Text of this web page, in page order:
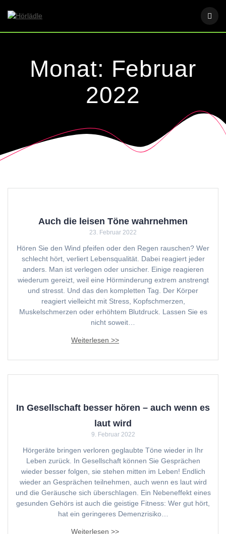
Monat: Februar
2022
Auch die leisen Töne wahrnehmen
23. Februar 2022
Hören Sie den Wind pfeifen oder den Regen rauschen? Wer
schlecht hört, verliert Lebensqualität. Dabei reagiert jeder
anders. Man ist verlegen oder unsicher. Einige reagieren
wiederum gereizt, weil eine Hörminderung extrem anstrengt
und stresst. Und das den kompletten Tag. Der Körper
reagiert vielleicht mit Stress, Kopfschmerzen,
Muskelschmerzen oder erhöhtem Blutdruck. Lassen Sie es
nicht soweit…
In Gesellschaft besser hören – auch wenn es
laut wird
9. Februar 2022
Hörgeräte bringen verloren geglaubte Töne wieder in Ihr
Leben zurück. In Gesellschaft können Sie Gesprächen
wieder besser folgen, sie stehen mitten im Leben! Endlich
wieder an Gesprächen teilnehmen, auch wenn es laut wird
und die Geräusche sich überschlagen. Ein Nebeneffekt eines
gesunden Gehörs ist auch die geistige Fitness: Wer gut hört,
hat ein geringeres Demenzrisiko…